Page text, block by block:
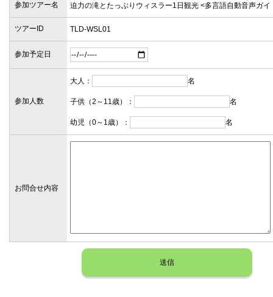
参加ツアー名
ツアーID
参加予定日
参加人数
大人： 名
子供（2～11歳）： 名
幼児（0～1歳）： 名
お問合せ内容